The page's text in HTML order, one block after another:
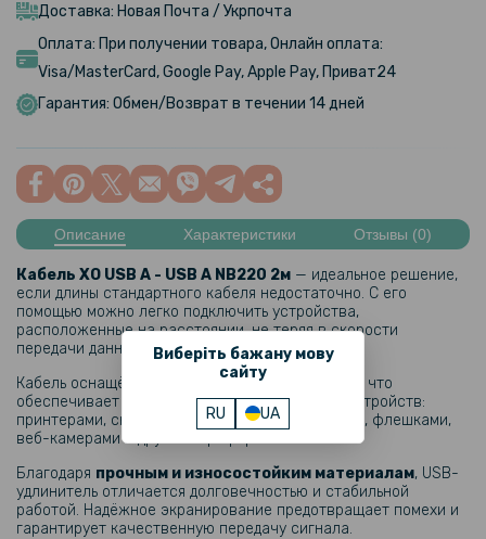
Виберіть бажану мову
сайту
RU UA
Доставка: Новая Почта / Укрпочта
Оплата: При получении товара, Онлайн оплата:
Visa/MasterCard, Google Pay, Apple Pay, Приват24
Гарантия: Обмен/Возврат в течении 14 дней
Описание Характеристики Отзывы (0)
Кабель XO USB A - USB A NB220 2м — идеальное решение,
если длины стандартного кабеля недостаточно. С его
помощью можно легко подключить устройства,
расположенные на расстоянии, не теряя в скорости
передачи данных и удобстве использования.
Кабель оснащён стандартными разъёмами
, что
обеспечивает совместимость с множеством устройств:
принтерами, сканерами, клавиатурами, мышами, флешками,
веб-камерами и другой периферией.
Благодаря прочным и износостойким материалам, USB-
удлинитель отличается долговечностью и стабильной
работой. Надёжное экранирование предотвращает помехи и
гарантирует качественную передачу сигнала.